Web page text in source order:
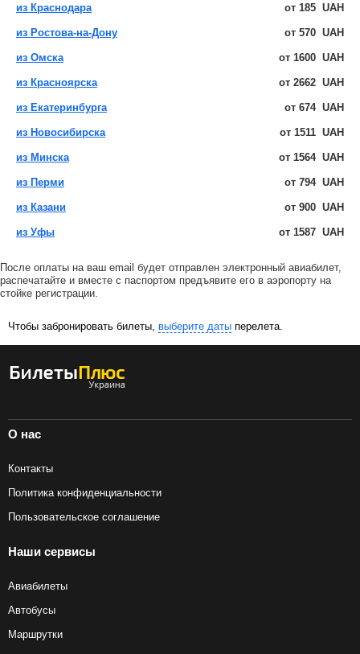
из Краснодара от 185 UAH
из Ростова-на-Дону от 570 UAH
из Омска от 1600 UAH
из Красноярска от 2662 UAH
из Екатеринбурга от 674 UAH
из Новосибирска от 1511 UAH
из Минска от 1564 UAH
из Перми от 794 UAH
из Казани от 900 UAH
из Уфы от 1587 UAH
После оплаты на ваш email будет отправлен электронный авиабилет,
распечатайте и вместе с паспортом предъявите его в аэропорту на
стойке регистрации.
Чтобы забронировать билеты, выберите даты перелета.
О нас
Контакты
Политика конфиденциальности
Пользовательское соглашение
Наши сервисы
Авиабилеты
Автобусы
Маршрутки